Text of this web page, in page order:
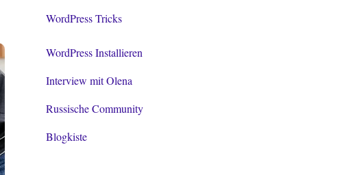
WordPress Tricks
WordPress Installieren
Interview mit Olena
Russische Community
Blogkiste